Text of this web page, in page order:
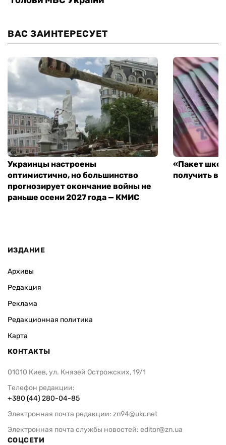
ВАС ЗАИНТЕРЕСУЕТ
Украинцы настроены
оптимистично, но большинство
прогнозирует окончание войны не
раньше осени 2027 года — КМИС
«Пакет
получить
ИЗДАНИЕ
Архивы
Редакция
Реклама
Редакционная политика
Карта
КОНТАКТЫ
01010 Киев, ул. Князей Острожских, 19/1
Телефон редакции:
+380 (44) 280-04-85
Электронная почта редакции: zn94@ukr.net
Электронная почта службы новостей: editor@zn.ua
СОЦСЕТИ